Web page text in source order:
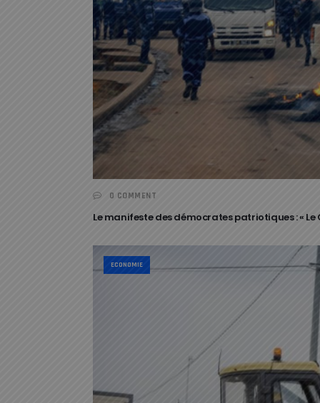
0 COMMENT
Le manifeste des démocrates patriotiques : «
ECONOMIE